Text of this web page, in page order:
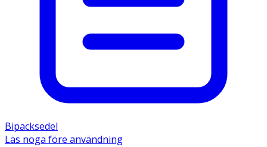
Bipacksedel
Läs noga före användning